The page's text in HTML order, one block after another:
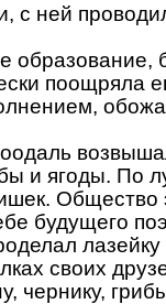
с ней
образование,
поощряла
и ягоды. По
Общество
будущего
лазейку
своих
чернику,